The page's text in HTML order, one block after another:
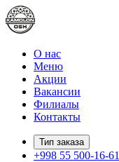
О нас
Меню
Акции
Вакансии
Филиалы
Контакты
Тип заказа
+998 55 500-16-61